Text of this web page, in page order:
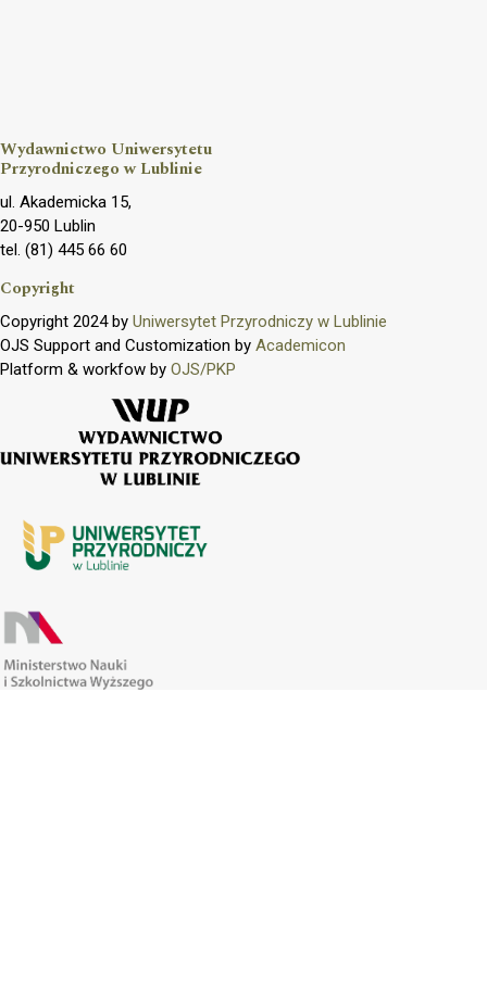
Wydawnictwo Uniwersytetu
Przyrodniczego w Lublinie
ul. Akademicka 15,
20-950 Lublin
tel. (81) 445 66 60
Copyright
Copyright 2024 by Uniwersytet Przyrodniczy w Lublinie
OJS Support and Customization by Academicon
Platform & workfow by OJS/PKP